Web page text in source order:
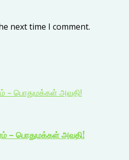
next time I comment.
– பொதுமக்கள் அவதி!
– பொதுமக்கள் அவதி!